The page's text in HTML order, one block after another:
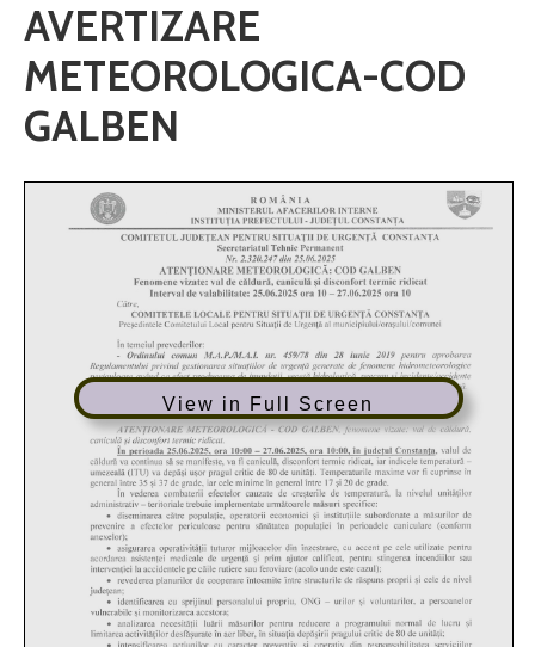
AVERTIZARE
METEOROLOGICA-COD
GALBEN
View in Full Screen